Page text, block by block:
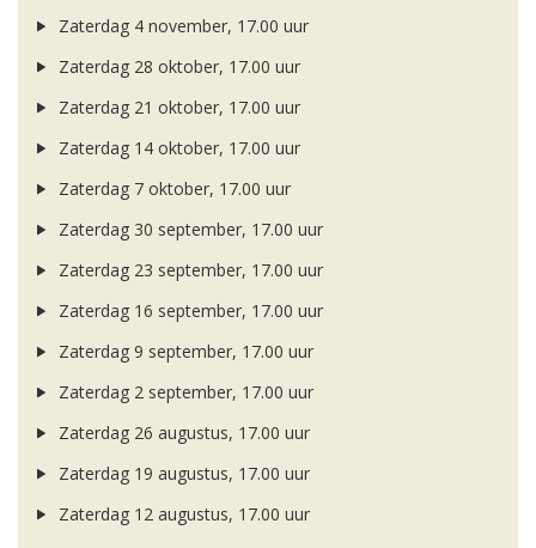
Zaterdag 4 november, 17.00 uur
Zaterdag 28 oktober, 17.00 uur
Zaterdag 21 oktober, 17.00 uur
Zaterdag 14 oktober, 17.00 uur
Zaterdag 7 oktober, 17.00 uur
Zaterdag 30 september, 17.00 uur
Zaterdag 23 september, 17.00 uur
Zaterdag 16 september, 17.00 uur
Zaterdag 9 september, 17.00 uur
Zaterdag 2 september, 17.00 uur
Zaterdag 26 augustus, 17.00 uur
Zaterdag 19 augustus, 17.00 uur
Zaterdag 12 augustus, 17.00 uur